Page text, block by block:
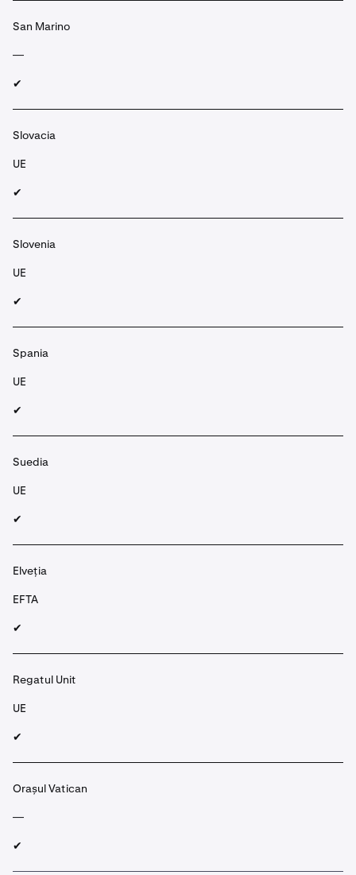
San Marino
—
✔︎
Slovacia
UE
✔︎
Slovenia
UE
✔︎
Spania
UE
✔︎
Suedia
UE
✔︎
Elveția
EFTA
✔︎
Regatul Unit
UE
✔︎
Orașul Vatican
—
✔︎